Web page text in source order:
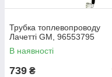
Трубка топлевопроводу
Лачетті GM, 96553795
В наявності
739 ₴